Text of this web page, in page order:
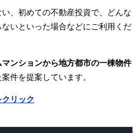
、初めての不動産投資で、どんな
いといった場合などにご利用くだ
ンションから地方都市の一棟物件
件を提案しています。
リック